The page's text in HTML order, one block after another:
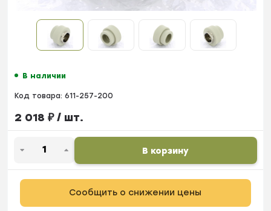
В наличии
Код товара: 611-257-200
2 018 ₽/ шт.
В корзину
Сообщить о снижении цены